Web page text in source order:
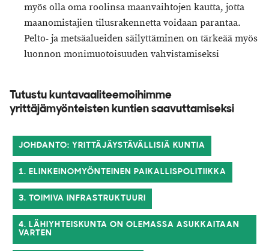
myös olla oma roolinsa maanvaihtojen kautta, jotta
maanomistajien tilusrakennetta voidaan parantaa.
Pelto- ja metsäalueiden säilyttäminen on tärkeää myös
luonnon monimuotoisuuden vahvistamiseksi
Tutustu kuntavaaliteemoihimme
yrittäjämyönteisten kuntien saavuttamiseksi
JOHDANTO: YRITTÄJÄYSTÄVÄLLISIÄ KUNTIA
1. ELINKEINOMYÖNTEINEN PAIKALLISPOLITIIKKA
3. TOIMIVA INFRASTRUKTUURI
4. LÄHIYHTEISKUNTA ON OLEMASSA ASUKKAITAAN
VARTEN